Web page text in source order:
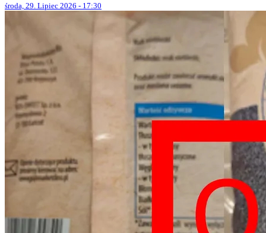
środa, 29. Lipiec 2026 - 17:30